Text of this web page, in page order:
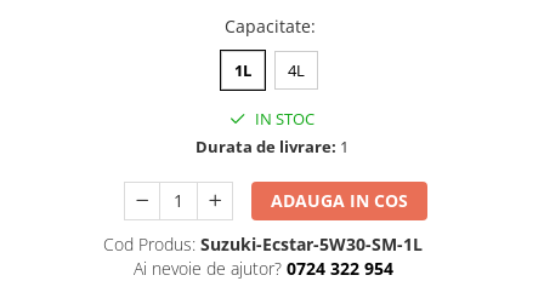
Capacitate:
1L 4L
IN STOC
Durata de livrare: 1
ADAUGA IN COS
Cod Produs: Suzuki-Ecstar-5W30-SM-1L
Ai nevoie de ajutor? 0724 322 954